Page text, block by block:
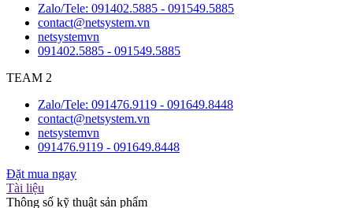
Zalo/Tele: 091402.5885 - 091549.5885
contact@netsystem.vn
netsystemvn
091402.5885 - 091549.5885
TEAM 2
Zalo/Tele: 091476.9119 - 091649.8448
contact@netsystem.vn
netsystemvn
091476.9119 - 091649.8448
Đặt mua ngay
Tài liệu
Thông số kỹ thuật sản phẩm